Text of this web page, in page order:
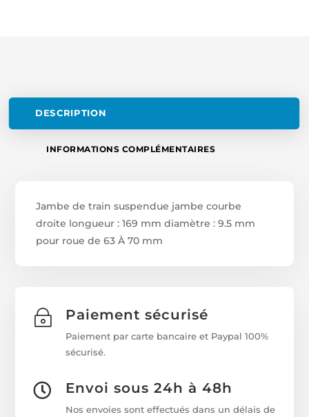
DE
DESCRIPTION
INFORMATIONS COMPLÉMENTAIRES
Jambe de train suspendue jambe courbe
droite longueur : 169 mm diamètre : 9.5 mm
pour roue de 63 À 70 mm
~ Paiement sécurisé
Paiement par carte bancaire et Paypal 100%
sécurisé.
 Envoi sous 24h à 48h
Nos envoies sont effectués dans un délais de